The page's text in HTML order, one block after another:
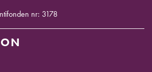
nr: 3178